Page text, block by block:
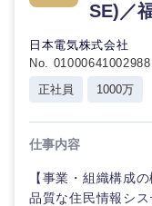
SE)／
日本電気株式会社
No. 01000641002988
正社員
1000万
仕事内容
【事業・組織構成
品質な住民情報シ